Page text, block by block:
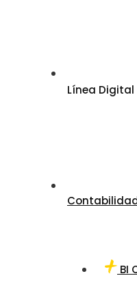
Línea Digital
BI